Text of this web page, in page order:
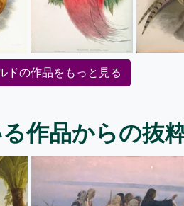
ドの作品をもっと見る
作品からの抜